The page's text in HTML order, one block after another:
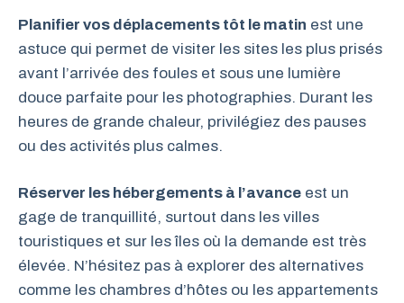
Planifier vos déplacements tôt le matin est une
astuce qui permet de visiter les sites les plus prisés
avant l’arrivée des foules et sous une lumière
douce parfaite pour les photographies. Durant les
heures de grande chaleur, privilégiez des pauses
ou des activités plus calmes.
Réserver les hébergements à l’avance est un
gage de tranquillité, surtout dans les villes
touristiques et sur les îles où la demande est très
élevée. N’hésitez pas à explorer des alternatives
comme les chambres d’hôtes ou les appartements